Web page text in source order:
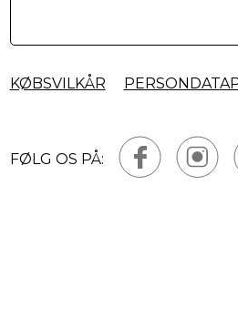
KØBSVILKÅR
FØLG OS PÅ: